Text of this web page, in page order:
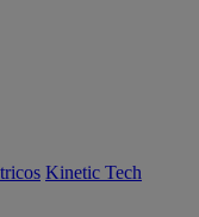
Kinetic Tech